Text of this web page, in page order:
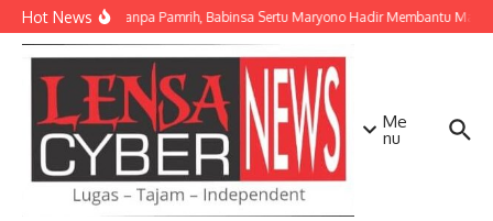
Lewati ke konten
Hot NewsIkhlas Tanpa Pamrih, Babinsa Sertu Maryono Hadir Membantu
Me
nu